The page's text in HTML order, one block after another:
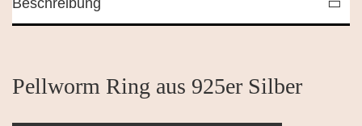
Pellworm Ring aus 925er Silber